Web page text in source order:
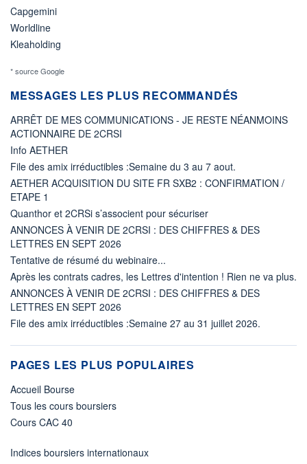
Capgemini
Worldline
Kleaholding
* source Google
MESSAGES LES PLUS RECOMMANDÉS
ARRÊT DE MES COMMUNICATIONS - JE RESTE NÉANMOINS
ACTIONNAIRE DE 2CRSI
Info AETHER
File des amix irréductibles :Semaine du 3 au 7 aout.
AETHER ACQUISITION DU SITE FR SXB2 : CONFIRMATION /
ETAPE 1
Quanthor et 2CRSi s’associent pour sécuriser
ANNONCES À VENIR DE 2CRSI : DES CHIFFRES & DES
LETTRES EN SEPT 2026
Tentative de résumé du webinaire...
Après les contrats cadres, les Lettres d'intention ! Rien ne va plus.
ANNONCES À VENIR DE 2CRSI : DES CHIFFRES & DES
LETTRES EN SEPT 2026
File des amix irréductibles :Semaine 27 au 31 juillet 2026.
PAGES LES PLUS POPULAIRES
Accueil Bourse
Tous les cours boursiers
Cours CAC 40
Indices boursiers internationaux